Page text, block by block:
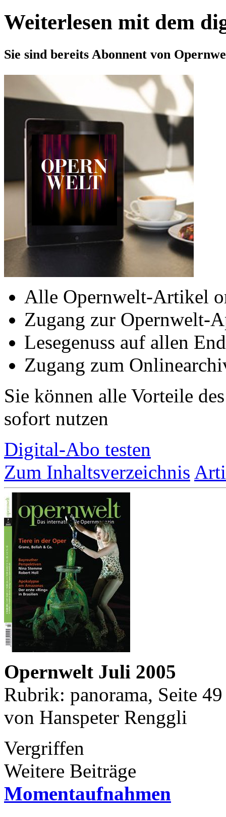
Weiterlesen mit dem
Sie sind bereits Abonnent von
Alle Opernwelt-Artikel
Zugang zur Opernwelt-
Lesegenuss auf allen
Zugang zum
Sie können alle Vorteile
sofort nutzen
Digital-Abo testen
Zum Inhaltsverzeichnis
Opernwelt Juli 2005
Rubrik: panorama, Seite 49
von Hanspeter Renggli
Vergriffen
Weitere Beiträge
Momentaufnahmen